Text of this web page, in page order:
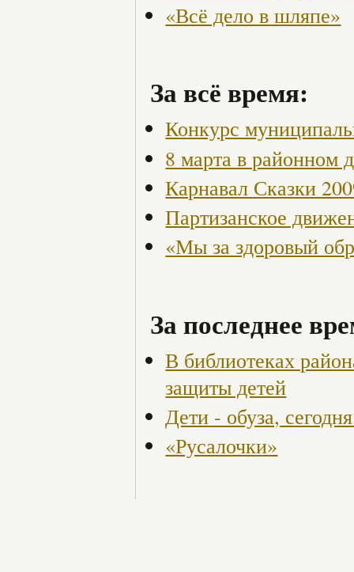
«Всё дело в шляпе»
За всё время:
Конкурс
8 марта в районном
Карнавал Сказки
Партизанское
«Мы за здоровый
За последнее
В библиотеках
защиты детей
Дети - обуза,
«Русалочки»